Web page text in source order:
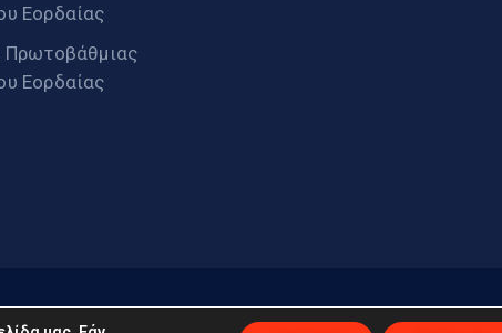
Εορδαίας
Πρωτοβάθμιας
Εορδαίας
παντός δικαιώματος